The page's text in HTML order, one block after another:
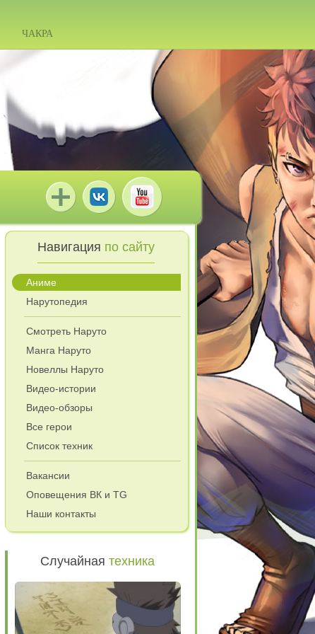
ЧАКРА
Навигация по сайту
Аниме
Нарутопедия
Смотреть Наруто
Манга Наруто
Новеллы Наруто
Видео-истории
Видео-обзоры
Все герои
Список техник
Вакансии
Оповещения ВК и TG
Наши контакты
Случайнаятехника